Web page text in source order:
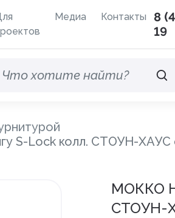
Медиа Контакты
8
19
Дренажная система
S-Lock колл. СТОУН-
МОККО
СТОУН-